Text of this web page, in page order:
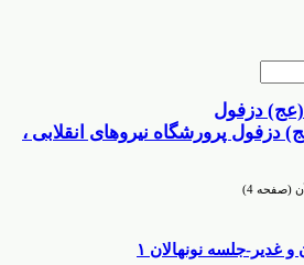
پرورشگاه نیروهای انقلابی ،
(صفحه 4)
جلسه نونهالان ۱